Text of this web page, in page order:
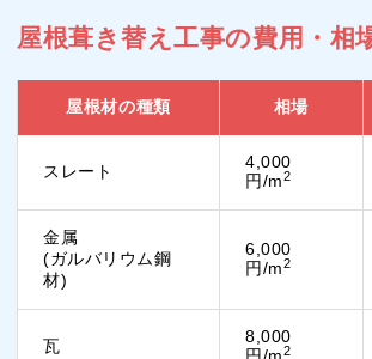
屋根葺き替え工事の費用・相
屋根材の種類 相場
スレート
4,000
円/m2
金属
(ガルバリウム鋼
材)
6,000
円/m2
瓦
8,000
2